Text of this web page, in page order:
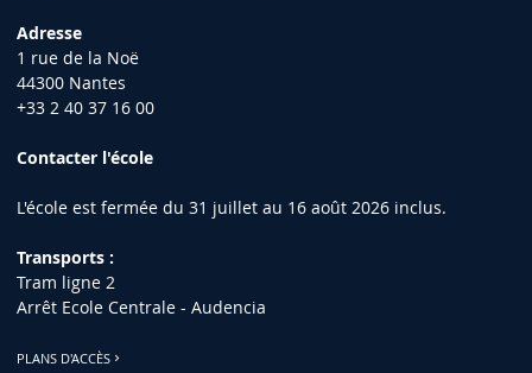
Adresse
1 rue de la Noë
44300 Nantes
+33 2 40 37 16 00
Contacter l'école
L'école est fermée du 31 juillet au 16 août 2026 inclus.
Transports :
Tram ligne 2
Arrêt Ecole Centrale - Audencia
PLANS D'ACCÈS